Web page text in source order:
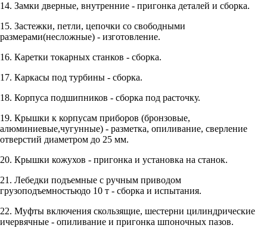
14. Замки дверные, внутренние - пригонка деталей и сборка.
15. Застежки, петли, цепочки со свободными
размерами(несложные) - изготовление.
16. Каретки токарных станков - сборка.
17. Каркасы под турбины - сборка.
18. Корпуса подшипников - сборка под расточку.
19. Крышки к корпусам приборов (бронзовые,
алюминиевые,чугунные) - разметка, опиливание, сверление
отверстий диаметром до 25 мм.
20. Крышки кожухов - пригонка и установка на станок.
21. Лебедки подъемные с ручным приводом
грузоподъемностьюдо 10 т - сборка и испытания.
22. Муфты включения скользящие, шестерни цилиндрические
ичервячные - опиливание и пригонка шпоночных пазов.